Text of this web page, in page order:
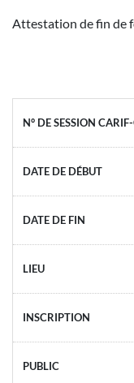
Attestation de fin de